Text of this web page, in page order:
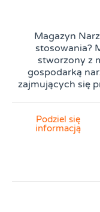
Magazyn
stosowania?
stworzony z
gospodarką
zajmujących się
Podziel się
informacją